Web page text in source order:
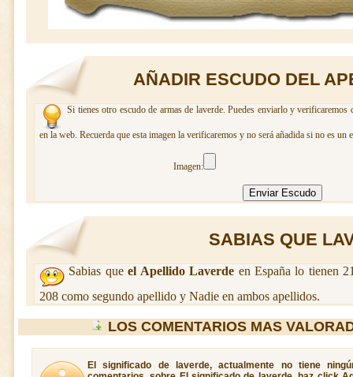
AÑADIR ESCUDO DEL
Si tienes otro escudo de armas de laverde. Puedes enviarlo y
en la web. Recuerda que esta imagen la verificaremos y no será añadida si no es un
Imagen:
SABIAS QUE
Sabias queel Apellido Laverde en España lo tienen
208 como segundo apellido y Nadie en ambos apellidos.
LOS COMENTARIOS MAS
El significado de laverde, actualmente no tiene